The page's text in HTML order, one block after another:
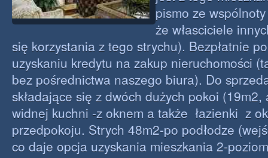
pismo ze
że własciciele
się korzystania z tego strychu). Bezpłatnie
uzyskaniu kredytu na zakup nieruchomości
bez pośrednictwa naszego biura). Do
składające się z dwóch dużych pokoi
widnej kuchni -z oknem a także łazienki z
przedpokoju. Strych 48m2-po podłodze
co daje opcja uzyskania mieszkania 2-